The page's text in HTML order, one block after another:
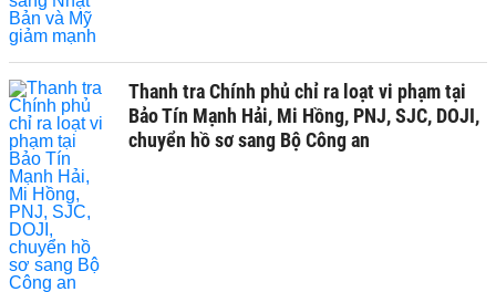
Thanh tra Chính phủ chỉ ra loạt vi phạm tại
Bảo Tín Mạnh Hải, Mi Hồng, PNJ, SJC, DOJI,
chuyển hồ sơ sang Bộ Công an